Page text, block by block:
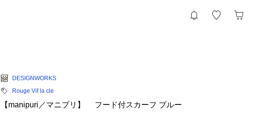
DESIGNWORKS
Rouge Vif la cle
【manipuri／マニプリ】 フード付スカーフ ブルー